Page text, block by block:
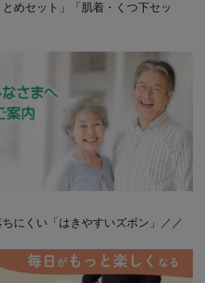
めセット」「肌着・くつ下セッ
にくい「はきやすいズボン」／／